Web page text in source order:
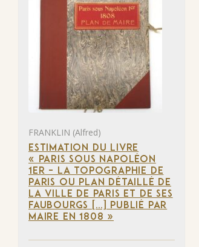
FRANKLIN (Alfred)
ESTIMATION DU LIVRE
« PARIS SOUS NAPOLÉON
1ER – LA TOPOGRAPHIE DE
PARIS OU PLAN DÉTAILLÉ DE
LA VILLE DE PARIS ET DE SES
FAUBOURGS […] PUBLIÉ PAR
MAIRE EN 1808 »